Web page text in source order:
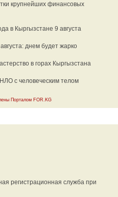
крупнейших финансовых
в Кыргызстане 9 августа
днем будет жарко
в горах Кыргызстана
с человеческим телом
Порталом FOR.KG
регистрационная служба при